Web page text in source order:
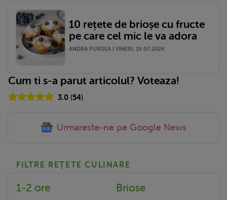
10 rețete de brioșe cu fructe
pe care cel mic le va adora
ANDRA PURDEA | VINERI, 19.07.2024
Cum ti s-a parut articolul? Voteaza!
3.0(54)
Urmareste-ne pe Google News
FILTRE REȚETE CULINARE
1-2 ore Briose